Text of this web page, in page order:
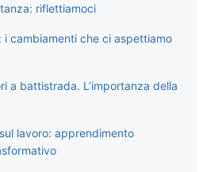
riflettiamoci
i cambiamenti che ci aspettiamo
a battistrada. L’importanza della
lavoro: apprendimento